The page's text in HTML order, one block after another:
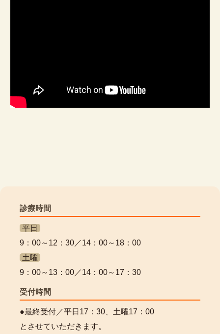
診療時間
平日
9：00～12：30／14：00～18：00
土曜
9：00～13：00／14：00～17：30
受付時間
●最終受付／平日17：30、 土曜17：00
とさせていただきます。